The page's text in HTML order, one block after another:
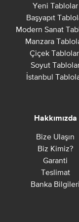
Yeni Tablolar
Başyapıt
Modern Sanat
Manzara
Çiçek
Soyut
İstanbul
Hakkımızda
Bize Ulaşın
Biz Kimiz?
Garanti
Teslimat
Banka Bilgileri